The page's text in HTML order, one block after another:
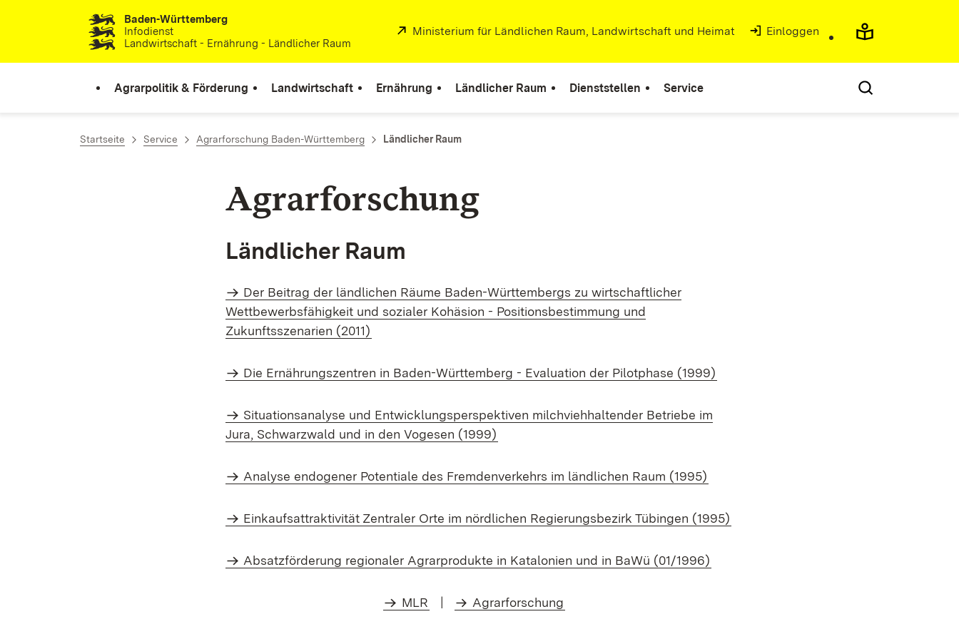
Zum Inhalt springenBaden-Württemberg
Infodienst
Landwirtschaft - Ernährung - Ländlicher Raum
Extern:
Ministerium für Ländlichen Raum, Landwirtschaft und Heimat (Öffnet in neuem Fenster)
Einloggen
Agrarpolitik & Förderung Landwirtschaft Ernährung Ländlicher Raum Dienststellen Service
Startseite Service Agrarforschung Baden-Württemberg Ländlicher Raum
Agrarforschung
Ländlicher Raum
Der Beitrag der ländlichen Räume Baden-Württembergs zu wirtschaftlicher
Wettbewerbsfähigkeit und sozialer Kohäsion - Positionsbestimmung und
Zukunftsszenarien (2011)
Die Ernährungszentren in Baden-Württemberg - Evaluation der Pilotphase (1999)
Situationsanalyse und Entwicklungsperspektiven milchviehhaltender Betriebe im
Jura, Schwarzwald und in den Vogesen (1999)
Analyse endogener Potentiale des Fremdenverkehrs im ländlichen Raum (1995)
Einkaufsattraktivität Zentraler Orte im nördlichen Regierungsbezirk Tübingen (1995)
Absatzförderung regionaler Agrarprodukte in Katalonien und in BaWü (01/1996)
MLR Agrarforschung